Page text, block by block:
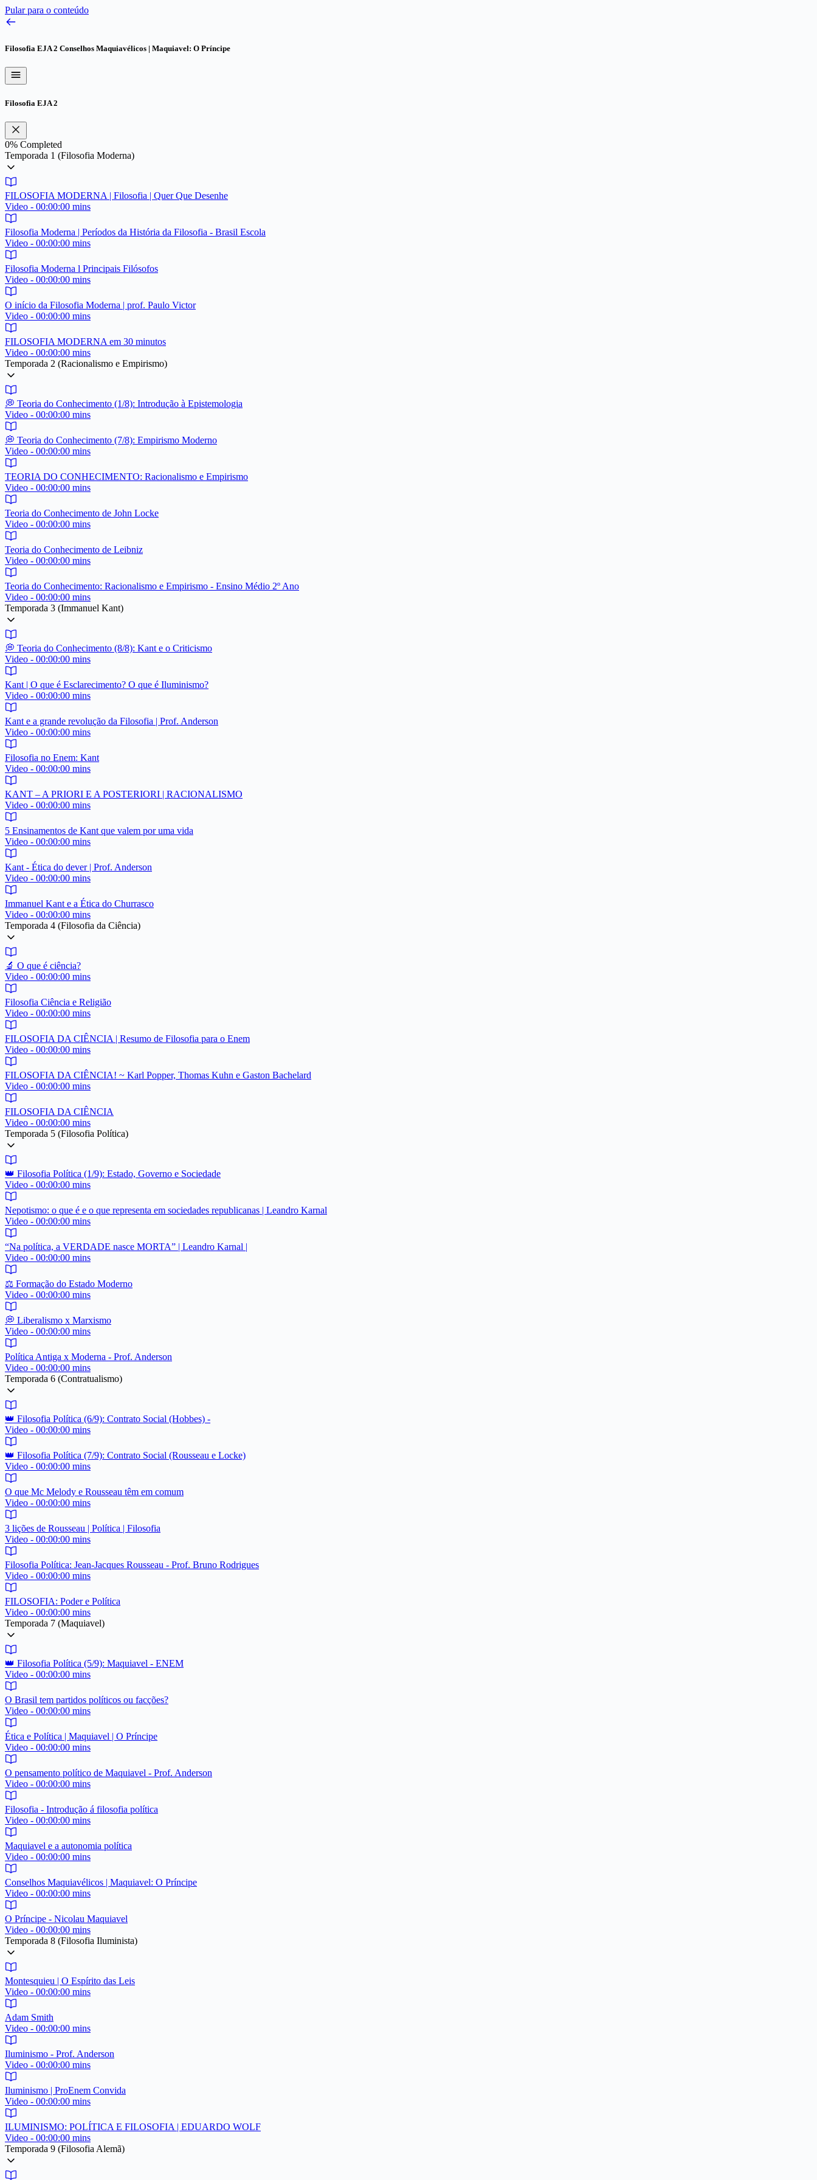
Pular para o conteúdo
Filosofia EJA 2 Conselhos Maquiavélicos | Maquiavel: O Príncipe
Filosofia EJA 2
0% Completed
Temporada 1 (Filosofia Moderna)
FILOSOFIA MODERNA | Filosofia | Quer Que Desenhe
Video - 00:00:00 mins
Filosofia Moderna | Períodos da História da Filosofia - Brasil Escola
Video - 00:00:00 mins
Filosofia Moderna l Principais Filósofos
Video - 00:00:00 mins
O início da Filosofia Moderna | prof. Paulo Victor
Video - 00:00:00 mins
FILOSOFIA MODERNA em 30 minutos
Video - 00:00:00 mins
Temporada 2 (Racionalismo e Empirismo)
💭 Teoria do Conhecimento (1/8): Introdução à Epistemologia
Video - 00:00:00 mins
💭 Teoria do Conhecimento (7/8): Empirismo Moderno
Video - 00:00:00 mins
TEORIA DO CONHECIMENTO: Racionalismo e Empirismo
Video - 00:00:00 mins
Teoria do Conhecimento de John Locke
Video - 00:00:00 mins
Teoria do Conhecimento de Leibniz
Video - 00:00:00 mins
Teoria do Conhecimento: Racionalismo e Empirismo - Ensino Médio 2º Ano
Video - 00:00:00 mins
Temporada 3 (Immanuel Kant)
💭 Teoria do Conhecimento (8/8): Kant e o Criticismo
Video - 00:00:00 mins
Kant | O que é Esclarecimento? O que é Iluminismo?
Video - 00:00:00 mins
Kant e a grande revolução da Filosofia | Prof. Anderson
Video - 00:00:00 mins
Filosofia no Enem: Kant
Video - 00:00:00 mins
KANT – A PRIORI E A POSTERIORI | RACIONALISMO
Video - 00:00:00 mins
5 Ensinamentos de Kant que valem por uma vida
Video - 00:00:00 mins
Kant - Ética do dever | Prof. Anderson
Video - 00:00:00 mins
Immanuel Kant e a Ética do Churrasco
Video - 00:00:00 mins
Temporada 4 (Filosofia da Ciência)
🔬 O que é ciência?
Video - 00:00:00 mins
Filosofia Ciência e Religião
Video - 00:00:00 mins
FILOSOFIA DA CIÊNCIA | Resumo de Filosofia para o Enem
Video - 00:00:00 mins
FILOSOFIA DA CIÊNCIA! ~ Karl Popper, Thomas Kuhn e Gaston Bachelard
Video - 00:00:00 mins
FILOSOFIA DA CIÊNCIA
Video - 00:00:00 mins
Temporada 5 (Filosofia Política)
👑 Filosofia Política (1/9): Estado, Governo e Sociedade
Video - 00:00:00 mins
Nepotismo: o que é e o que representa em sociedades republicanas | Leandro Karnal
Video - 00:00:00 mins
“Na política, a VERDADE nasce MORTA” | Leandro Karnal |
Video - 00:00:00 mins
⚖️ Formação do Estado Moderno
Video - 00:00:00 mins
💭 Liberalismo x Marxismo
Video - 00:00:00 mins
Política Antiga x Moderna - Prof. Anderson
Video - 00:00:00 mins
Temporada 6 (Contratualismo)
👑 Filosofia Política (6/9): Contrato Social (Hobbes) -
Video - 00:00:00 mins
👑 Filosofia Política (7/9): Contrato Social (Rousseau e Locke)
Video - 00:00:00 mins
O que Mc Melody e Rousseau têm em comum
Video - 00:00:00 mins
3 lições de Rousseau | Política | Filosofia
Video - 00:00:00 mins
Filosofia Política: Jean-Jacques Rousseau - Prof. Bruno Rodrigues
Video - 00:00:00 mins
FILOSOFIA: Poder e Política
Video - 00:00:00 mins
Temporada 7 (Maquiavel)
👑 Filosofia Política (5/9): Maquiavel - ENEM
Video - 00:00:00 mins
O Brasil tem partidos políticos ou facções?
Video - 00:00:00 mins
Ética e Política | Maquiavel | O Príncipe
Video - 00:00:00 mins
O pensamento político de Maquiavel - Prof. Anderson
Video - 00:00:00 mins
Filosofia - Introdução á filosofia política
Video - 00:00:00 mins
Maquiavel e a autonomia política
Video - 00:00:00 mins
Conselhos Maquiavélicos | Maquiavel: O Príncipe
Video - 00:00:00 mins
O Príncipe - Nicolau Maquiavel
Video - 00:00:00 mins
Temporada 8 (Filosofia Iluminista)
Montesquieu | O Espírito das Leis
Video - 00:00:00 mins
Adam Smith
Video - 00:00:00 mins
Iluminismo - Prof. Anderson
Video - 00:00:00 mins
Iluminismo | ProEnem Convida
Video - 00:00:00 mins
ILUMINISMO: POLÍTICA E FILOSOFIA | EDUARDO WOLF
Video - 00:00:00 mins
Temporada 9 (Filosofia Alemã)